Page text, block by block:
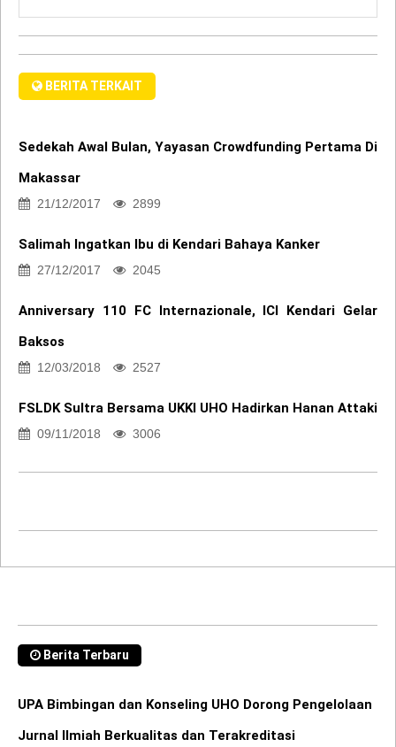
BERITA TERKAIT
Sedekah Awal Bulan, Yayasan Crowdfunding Pertama Di
Makassar
21/12/2017 2899
Salimah Ingatkan Ibu di Kendari Bahaya Kanker
27/12/2017 2045
Anniversary 110 FC Internazionale, ICI Kendari Gelar
Baksos
12/03/2018 2527
FSLDK Sultra Bersama UKKI UHO Hadirkan Hanan Attaki
09/11/2018 3006
Berita Terbaru
UPA Bimbingan dan Konseling UHO Dorong Pengelolaan
Jurnal Ilmiah Berkualitas dan Terakreditasi